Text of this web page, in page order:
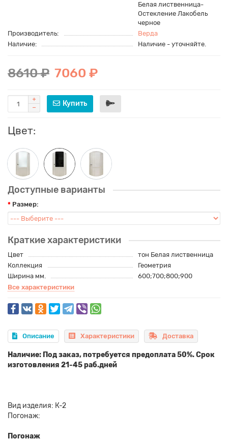
Белая лиственница-
Остекление Лакобель
черное
Производитель:
Верда
Наличие:
Наличие - уточняйте.
8610 ₽ 7060 ₽
Купить
Цвет:
Доступные варианты
Размер:
Краткие характеристики
Цвет
тон Белая лиственница
Коллекция
Геометрия
Ширина мм.
600;700;800;900
Все характеристики
Описание Характеристики Доставка
Наличие: Под заказ, потребуется предоплата 50%. Срок
изготовления 21-45 раб.дней
Вид изделия: К-2
Погонаж:
Погонаж